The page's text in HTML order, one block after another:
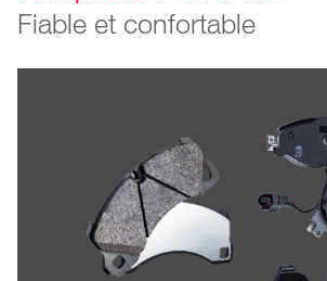
Fiable et confortable